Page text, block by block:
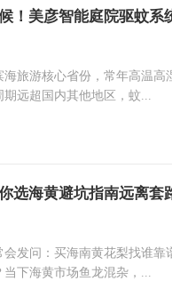
！美彦智能庭院驱蚊系
旅游核心省份，常年高温
远超国内其他地区，蚊...
选海黄避坑指南远离套
发问：买海南黄花梨找谁靠
下海黄市场鱼龙混杂，...